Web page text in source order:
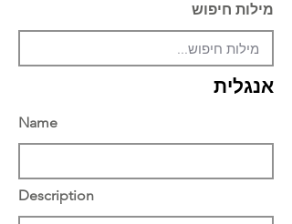
מילות חיפוש
אנגלית
Name
Description